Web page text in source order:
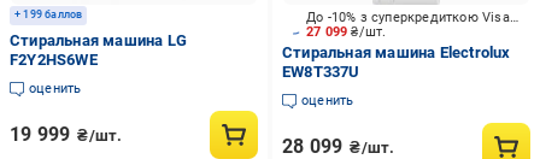
+ 199 баллов
Стиральная машина LG
F2Y2HS6WE
оценить
19 999 ₴/шт.
27 099₴/шт.
До -10% з суперкредиткою Visa Вигода
Стиральная машина Electrolux
EW8T337U
оценить
28 099 ₴/шт.